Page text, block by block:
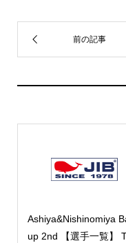
Ashiya&Nishinomiya
up 2nd 【選手一覧】